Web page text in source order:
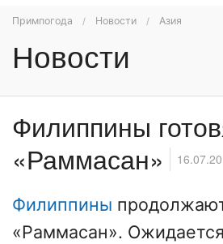
Примпогода Новости Азия
Новости
Филиппины
«Раммасан»
Филиппины
«Раммасан».